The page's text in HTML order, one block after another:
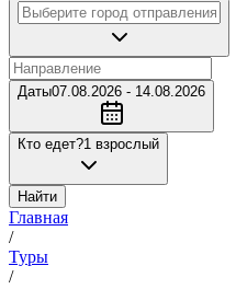
Даты07.08.2026 - 14.08.2026
Кто едет?1 взрослый
Найти
Главная
/
Туры
/